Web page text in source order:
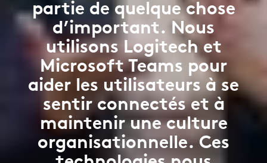
partie de quelque chose
d’important. Nous
utilisons Logitech et
Microsoft Teams pour
aider les utilisateurs à se
sentir connectés et à
maintenir une culture
organisationnelle. Ces